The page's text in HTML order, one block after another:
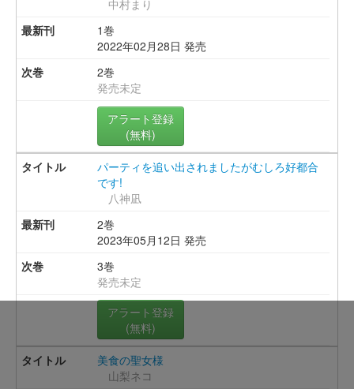
中村まり
1巻
2022年02月28日 発売
2巻
発売未定
アラート登録
(無料)
パーティを追い出されましたがむしろ好都合
です!
八神凪
2巻
2023年05月12日 発売
3巻
発売未定
アラート登録
(無料)
美食の聖女様
山梨ネコ